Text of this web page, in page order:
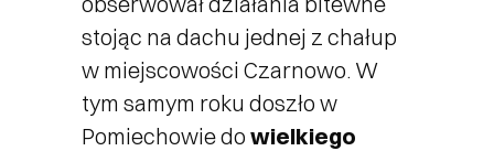
stojąc na dachu jednej z chałup
w miejscowości Czarnowo. W
tym samym roku doszło w
Pomiechowie do wielkiego